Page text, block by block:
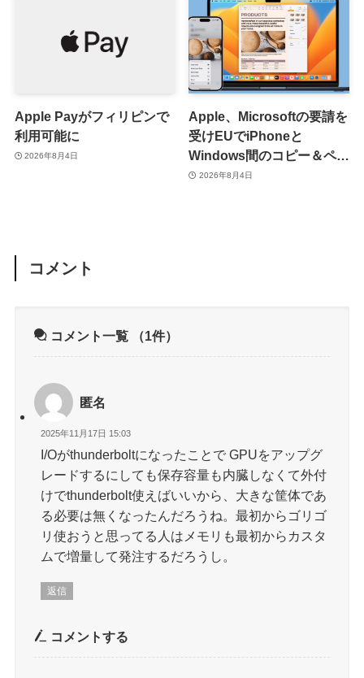
Apple Payがフィリピンで
利用可能に
2026年8月4日
Apple、Microsoftの要請を
受けEUでiPhoneと
Windows間のコピー＆ペー
スト機能を提供へ
2026年8月4日
コメント
コメント一覧 （1件）
匿名
2025年11月17日 15:03
I/Oがthunderboltになったことで GPUをアップグ
レードするにしても保存容量も内臓しなくて外付
けでthunderbolt使えばいいから、大きな筐体であ
る必要は無くなったんだろうね。最初からゴリゴ
リ使おうと思ってる人はメモリも最初からカスタ
ムで増量して発注するだろうし。
返信
コメントする